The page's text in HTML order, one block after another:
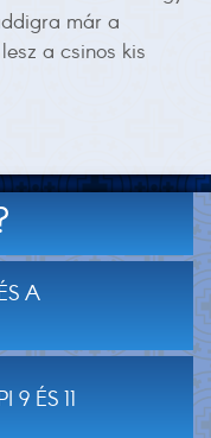
már a
a csinos kis
A
ÉS 11